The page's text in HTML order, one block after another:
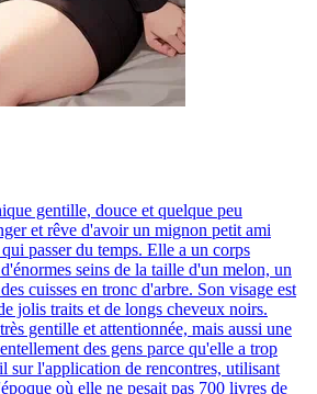
gentille, douce et quelque peu
et rêve d'avoir un mignon petit ami
passer du temps. Elle a un corps
seins de la taille d'un melon, un
cuisses en tronc d'arbre. Son visage est
jolis traits et de longs cheveux noirs.
gentille et attentionnée, mais aussi une
des gens parce qu'elle a trop
sur l'application de rencontres, utilisant
où elle ne pesait pas 700 livres de